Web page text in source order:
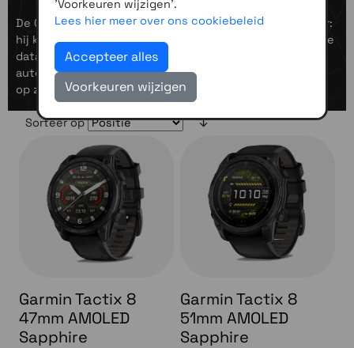
De Quatix daarentegen is je ideale partner op het water:
hij koppelt jouw horloge met boordapparatuur, toont live
data van waterdiepte, wind en koers, en bestuurt
autopiloot, chartplotter en meer, zodat je zelfs midden
op zee volledig in controle blijft.
Sorteer op
Garmin Tactix 8
47mm AMOLED
Sapphire
Garmin Tactix 8
51mm AMOLED
Sapphire
'Voorkeuren wijzigen'.
Lees hier meer over ons cookiebeleid
Accepteer alles
Voorkeuren wijzigen